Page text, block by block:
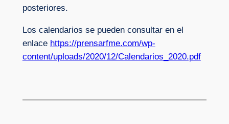
posteriores.
Los calendarios se pueden consultar en el
enlace https://prensarfme.com/wp-
content/uploads/2020/12/Calendarios_2020.pdf